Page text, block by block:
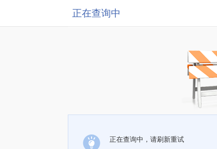
正在查询中
正在查询中，请刷新重试